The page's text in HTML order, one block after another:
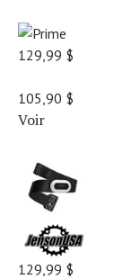
129,99 $
105,90 $
Voir
129,99 $